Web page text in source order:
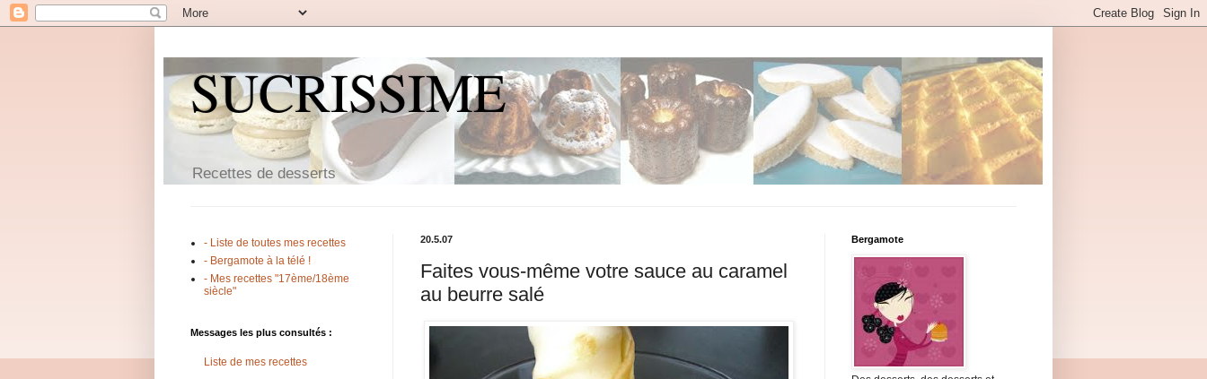
SUCRISSIME
Recettes de desserts
20.5.07
Faites vous-même votre sauce au caramel
au beurre salé
- Liste de toutes mes recettes
- Bergamote à la télé !
- Mes recettes "17ème/18ème
siècle"
Messages les plus consultés :
Liste de mes recettes
Bergamote